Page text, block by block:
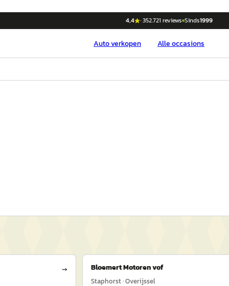
4,4 ·352.721 reviews Sinds1999
Autoverkopen Alle occasions
→ Bloemert Motoren vof
Staphorst · Overijssel